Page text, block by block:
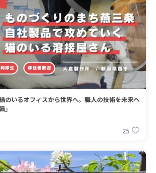
のいるオフィスから世界へ。職人の技術を未来へ
」
25